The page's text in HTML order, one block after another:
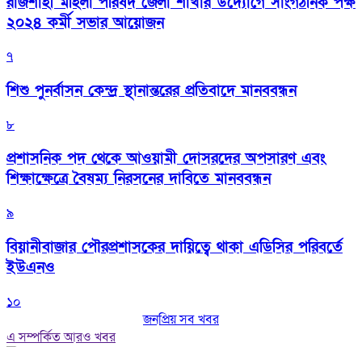
২০২৪ কর্মী সভার আয়োজন
৭
শিশু পুনর্বাসন কেন্দ্র স্থানান্তরের প্রতিবাদে মানববন্ধন
৮
প্রশাসনিক পদ থেকে আওয়ামী দোসরদের অপসারণ এবং
শিক্ষাক্ষেত্রে বৈষম্য নিরসনের দাবিতে মানববন্ধন
৯
বিয়ানীবাজার পৌরপ্রশাসকের দায়িত্বে থাকা এডিসির পরিবর্তে
ইউএনও
১০
জনপ্রিয় সব খবর
এ সম্পর্কিত আরও খবর